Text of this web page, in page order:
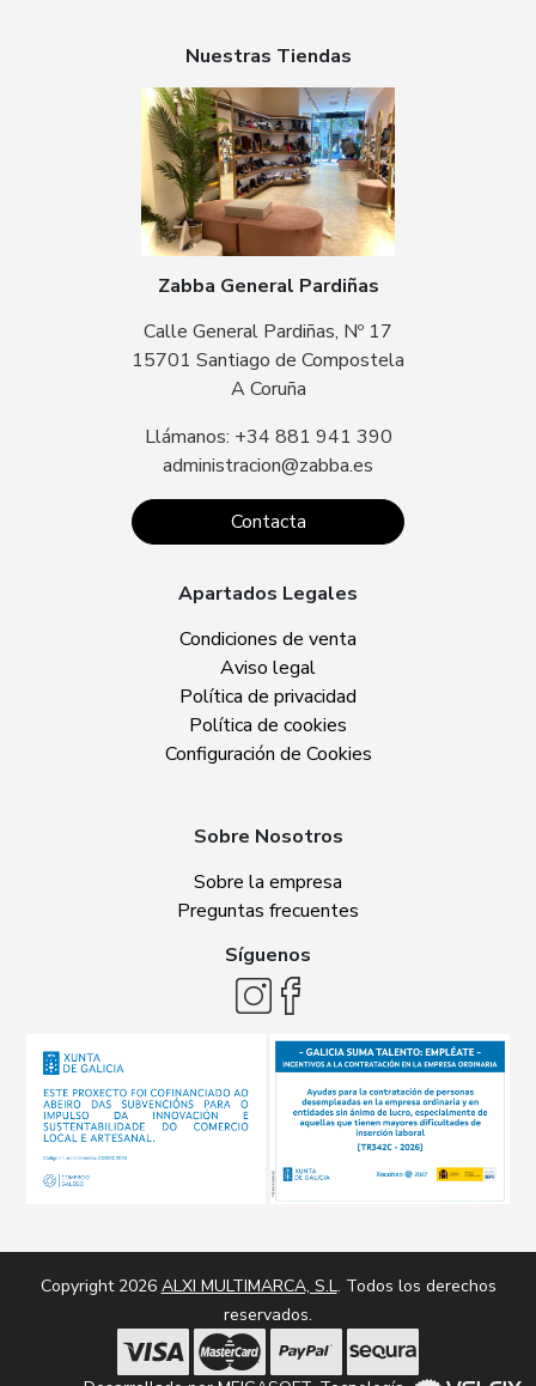
Nuestras Tiendas
Zabba General Pardiñas
Calle General Pardiñas, Nº 17
15701 Santiago de Compostela
A Coruña
Llámanos: +34 881 941 390
administracion@zabba.es
Contacta
Apartados Legales
Condiciones de venta
Aviso legal
Política de privacidad
Política de cookies
Configuración de Cookies
Sobre Nosotros
Sobre la empresa
Preguntas frecuentes
Síguenos
Copyright 2026 ALXI MULTIMARCA, S.L. Todos los derechos
reservados.